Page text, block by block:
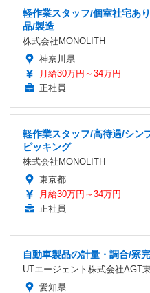
軽作業スタッフ/個室社宅あ
品/製造
株式会社MONOLITH
神奈川県
月給30万円～34万円
正社員
軽作業スタッフ/高待遇/シン
ピッキング
株式会社MONOLITH
東京都
月給30万円～34万円
正社員
自動車製品の計量・調合/寮
UTエージェント株式会社AGT
愛知県